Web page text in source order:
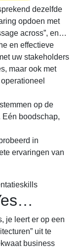
dezelfde
opdoen met
across”, en…
en effectieve
uw stakeholders
maar ook met
op de
Eén boodschap,
in
ervaringen van
je leert er op een
uit te
business